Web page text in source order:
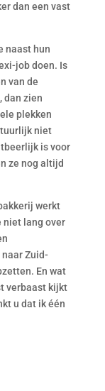
dan een vast
naast hun
job doen. Is
van de
dan zien
plekken
niet
is voor
ze nog altijd
werkt
niet lang over
Zuid-
En wat
verbaast kijkt
u dat ik één